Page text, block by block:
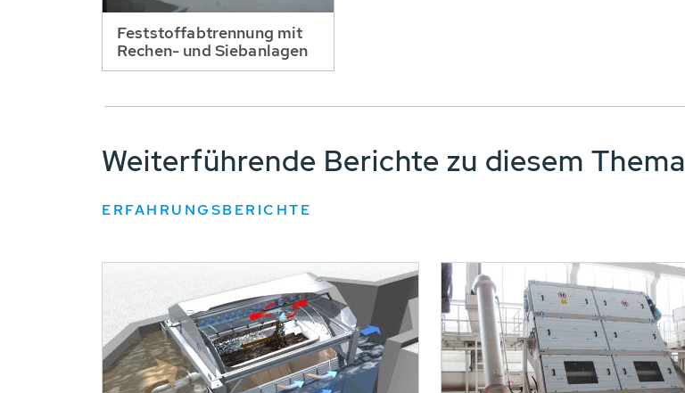
Feststoffabtrennung mit
Rechen- und Siebanlagen
Weiterführende Berichte zu diesem Thema
ERFAHRUNGSBERICHTE